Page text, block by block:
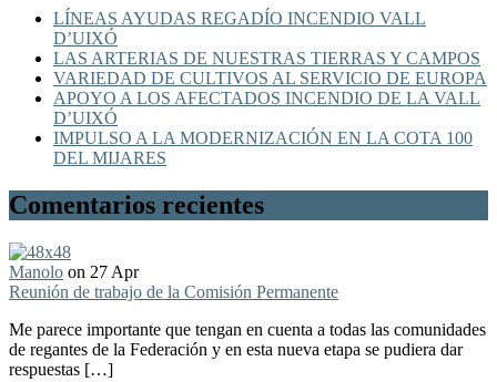
LÍNEAS AYUDAS REGADÍO INCENDIO VALL
D’UIXÓ
LAS ARTERIAS DE NUESTRAS TIERRAS Y CAMPOS
VARIEDAD DE CULTIVOS AL SERVICIO DE EUROPA
APOYO A LOS AFECTADOS INCENDIO DE LA VALL
D’UIXÓ
IMPULSO A LA MODERNIZACIÓN EN LA COTA 100
DEL MIJARES
Comentarios recientes
Manolo on 27 Apr
Reunión de trabajo de la Comisión Permanente
Me parece importante que tengan en cuenta a todas las comunidades
de regantes de la Federación y en esta nueva etapa se pudiera dar
respuestas […]